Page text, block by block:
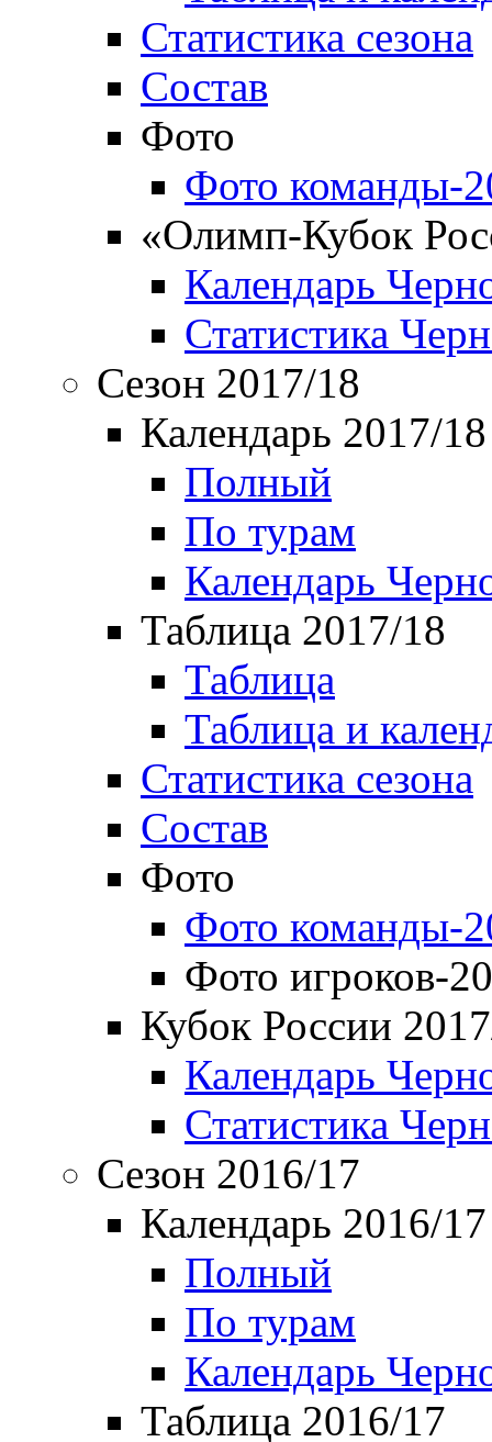
Статистика сезона
Состав
Фото
Фото команды-
«Олимп-Кубок
Календарь
Статистика
Сезон 2017/18
Календарь 2017/18
Полный
По турам
Календарь
Таблица 2017/18
Таблица
Таблица и
Статистика сезона
Состав
Фото
Фото команды-
Фото игроков-
Кубок России
Календарь
Статистика
Сезон 2016/17
Календарь 2016/17
Полный
По турам
Календарь
Таблица 2016/17